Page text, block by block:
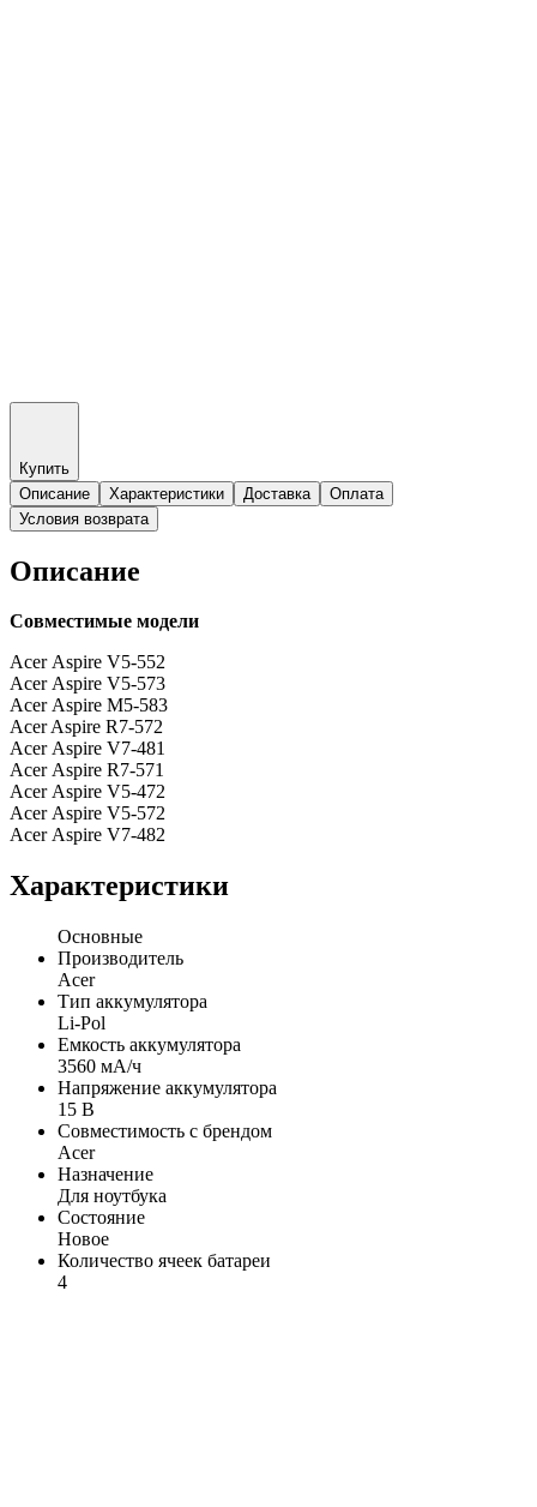
Купить
Описание
Характеристики Доставка
Оплата
Условия возврата
Описание
Совместимые модели
Acer Aspire V5-552
Acer Aspire V5-573
Acer Aspire M5-583
Acer Aspire R7-572
Acer Aspire V7-481
Acer Aspire R7-571
Acer Aspire V5-472
Acer Aspire V5-572
Acer Aspire V7-482
Характеристики
Основные
Производитель
Acer
Тип аккумулятора
Li-Pol
Емкость аккумулятора
3560 мА/ч
Напряжение аккумулятора
15 В
Совместимость с брендом
Acer
Назначение
Для ноутбука
Состояние
Новое
Количество ячеек батареи
4